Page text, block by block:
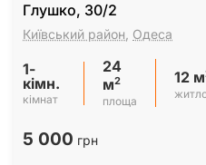
Глушко, 30/2
Київський район, Одеса
1-
кімн.
кімнат
24
м2
площа
12 м
5 000 грн